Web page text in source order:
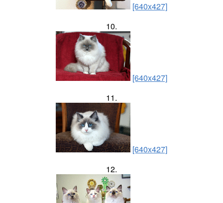
[640x427]
10.
[640x427]
11.
[640x427]
12.